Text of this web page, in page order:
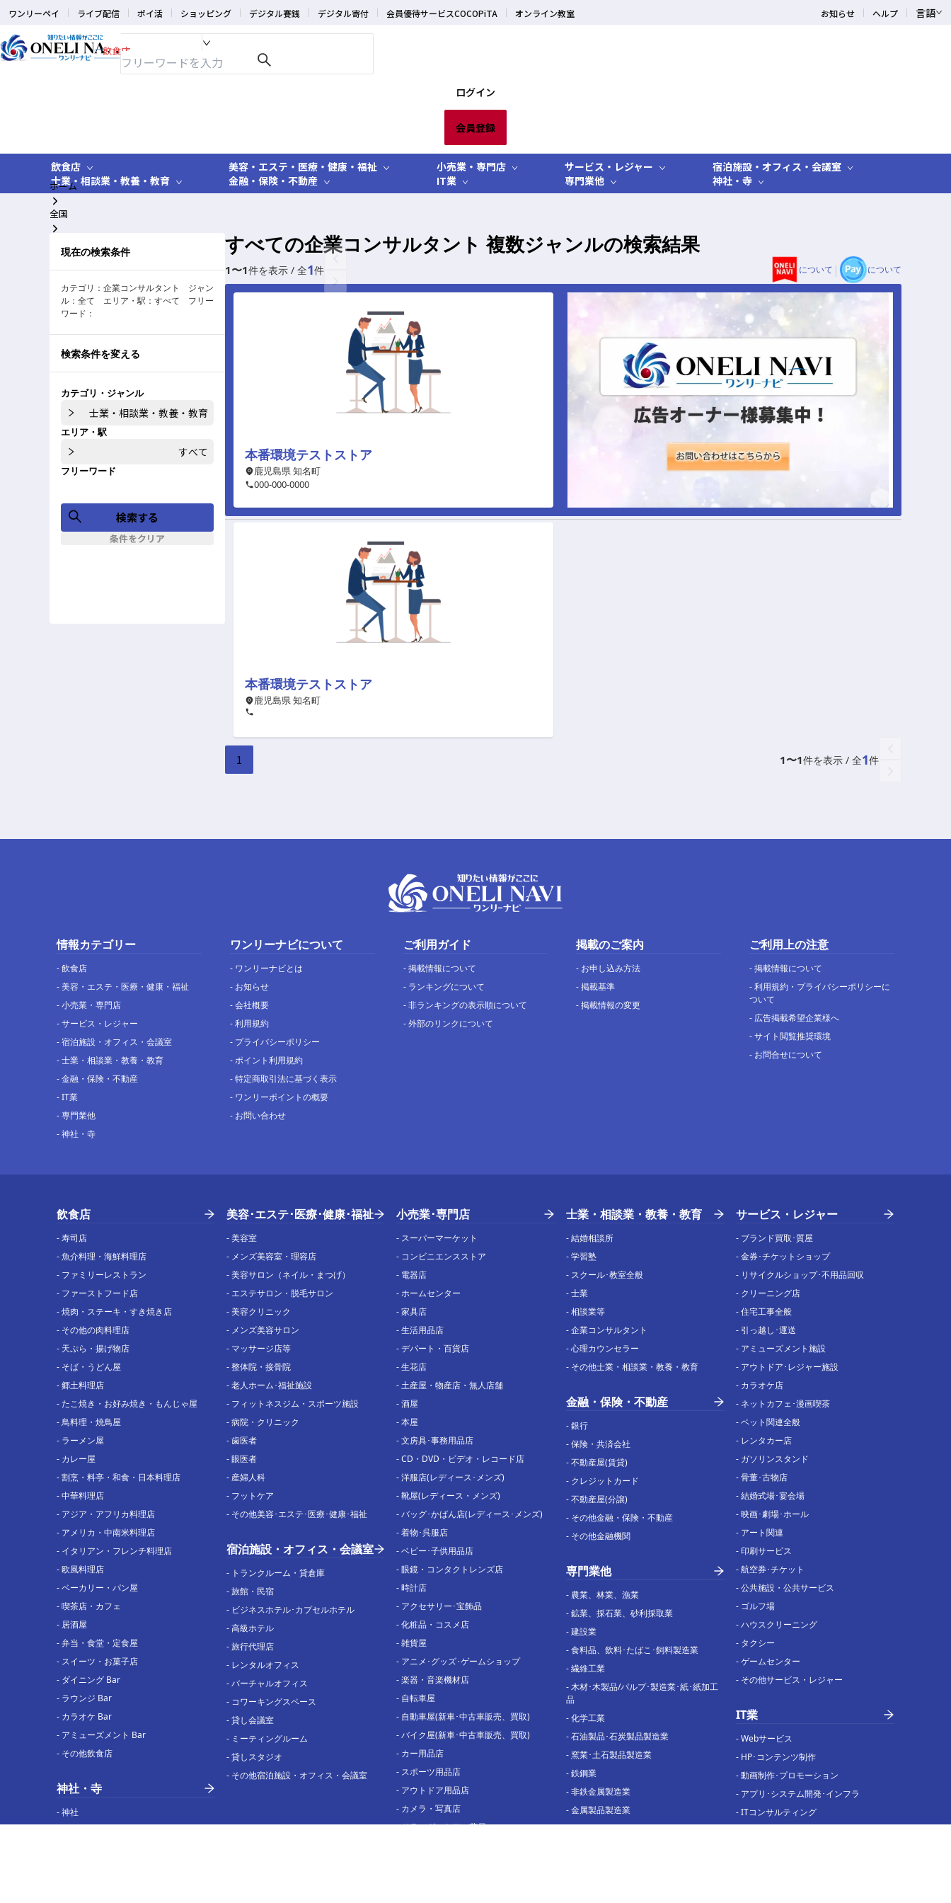
ワンリーペイ ライブ配信 ポイ活 ショッピング デジタル賽銭 デジタル寄付 会員優待サービスCOCOPiTA オンライン教室 お知らせ ヘルプ 言語
飲食店
ログイン
会員登録
飲食店
士業・相談業・教養・教育
美容・エステ・医療・健康・福祉
金融・保険・不動産
小売業・専門店
IT業
サービス・レジャー
専門業他
宿泊施設・オフィス・会議室
神社・寺
ホーム
全国
現在の検索条件
カテゴリ： 企業コンサルタント
ジャン
ル： 全て エリア・駅： すべて フリー
ワード：
検索条件を変える
カテゴリ・ジャンル
士業・相談業・教養・教育
エリア・駅
すべて
フリーワード
検索する
条件をクリア
すべての企業コンサルタント 複数ジャンルの検索結果
1〜1件を表示 / 全1件 について | について
本番環境テストストア
鹿児島県 知名町
000-000-0000
本番環境テストストア
鹿児島県 知名町
1 1〜1件を表示 / 全1件
情報カテゴリー
-飲食店
-美容・エステ・医療・健康・福祉
-小売業・専門店
-サービス・レジャー
-宿泊施設・オフィス・会議室
-士業・相談業・教養・教育
-金融・保険・不動産
-IT業
-専門業他
-神社・寺
ワンリーナビについて
- ワンリーナビとは
- お知らせ
-会社概要
-利用規約
- プライバシーポリシー
-ポイント利用規約
-特定商取引法に基づく表示
- ワンリーポイントの概要
- お問い合わせ
ご利用ガイド
-掲載情報について
- ランキングについて
-非ランキングの表示順について
-外部のリンクについて
掲載のご案内
- お申し込み方法
-掲載基準
-掲載情報の変更
ご利用上の注意
-掲載情報について
-利用規約・プライバシーポリシーに
ついて
- 広告掲載希望企業様へ
-サイト閲覧推奨環境
- お問合せについて
飲食店
-寿司店
-魚介料理・海鮮料理店
- ファミリーレストラン
- ファーストフード店
-焼肉・ステーキ・すき焼き店
- その他の肉料理店
- 天ぷら・揚げ物店
- そば・うどん屋
-郷土料理店
-たこ焼き・お好み焼き・もんじゃ屋
-鳥料理・焼鳥屋
- ラーメン屋
- カレー屋
-割烹・料亭・和食・日本料理店
-中華料理店
- アジア・アフリカ料理店
- アメリカ・中南米料理店
- イタリアン・フレンチ料理店
-欧風料理店
-ベーカリー・パン屋
-喫茶店・カフェ
- 居酒屋
-弁当・食堂・定食屋
- スイーツ・お菓子店
- ダイニング Bar
- ラウンジ Bar
- カラオケ Bar
- アミューズメント Bar
- その他飲食店
神社・寺
-神社
美容･エステ･医療･健康･福祉
-美容室
- メンズ美容室・理容店
-美容サロン（ネイル・まつげ）
- エステサロン・脱毛サロン
-美容クリニック
- メンズ美容サロン
- マッサージ店等
-整体院・接骨院
-老人ホーム･福祉施設
- フィットネスジム・スポーツ施設
-病院・クリニック
-歯医者
-眼医者
- 産婦人科
- フットケア
- その他美容･エステ･医療･健康･福祉
宿泊施設・オフィス・会議室
- トランクルーム・貸倉庫
-旅館・民宿
- ビジネスホテル･カプセルホテル
-高級ホテル
-旅行代理店
- レンタルオフィス
-バーチャルオフィス
- コワーキングスペース
-貸し会議室
- ミーティングルーム
-貸しスタジオ
- その他宿泊施設・オフィス・会議室
小売業･専門店
- スーパーマーケット
- コンビニエンスストア
- 電器店
-ホームセンター
-家具店
-生活用品店
-デパート・百貨店
-生花店
-土産屋・物産店・無人店舗
-酒屋
-本屋
-文房具･事務用品店
-CD・DVD・ビデオ・レコード店
-洋服店(レディース･メンズ)
-靴屋(レディース・メンズ)
-バッグ･かばん店(レディース･メンズ)
-着物･呉服店
-ベビー･子供用品店
-眼鏡・コンタクトレンズ店
-時計店
- アクセサリー･宝飾品
-化粧品・コスメ店
-雑貨屋
- アニメ･グッズ･ゲームショップ
-楽器・音楽機材店
- 自転車屋
- 自動車屋(新車･中古車販売、買取)
-バイク屋(新車･中古車販売、買取)
- カー用品店
- スポーツ用品店
- アウトドア用品店
- カメラ・写真店
-ドラッグストア・薬局
士業・相談業・教養・教育
-結婚相談所
-学習塾
- スクール･教室全般
-士業
-相談業等
-企業コンサルタント
-心理カウンセラー
- その他士業・相談業・教養・教育
金融・保険・不動産
-銀行
-保険・共済会社
-不動産屋(賃貸)
- クレジットカード
-不動産屋(分譲)
- その他金融・保険・不動産
- その他金融機関
専門業他
- 農業、林業、漁業
-鉱業、採石業、砂利採取業
-建設業
-食料品、飲料･たばこ･飼料製造業
-繊維工業
-木材･木製品/パルプ･製造業･紙･紙加工
品
-化学工業
-石油製品･石炭製品製造業
- 窯業･土石製品製造業
-鉄鋼業
-非鉄金属製造業
-金属製品製造業
-はん用機械器具製造業
サービス・レジャー
- ブランド買取･質屋
-金券･チケットショップ
- リサイクルショップ･不用品回収
- クリーニング店
-住宅工事全般
- 引っ越し･運送
- アミューズメント施設
- アウトドア･レジャー施設
- カラオケ店
- ネットカフェ･漫画喫茶
-ペット関連全般
- レンタカー店
- ガソリンスタンド
-骨董･古物店
-結婚式場･宴会場
-映画･劇場･ホール
- アート関連
-印刷サービス
-航空券･チケット
-公共施設・公共サービス
- ゴルフ場
-ハウスクリーニング
- タクシー
-ゲームセンター
- その他サービス・レジャー
IT業
-Webサービス
- HP･コンテンツ制作
-動画制作･プロモーション
- アプリ･システム開発･インフラ
-ITコンサルティング